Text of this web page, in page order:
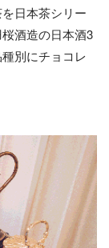
日本茶シリー
酒造の日本酒3
別にチョコレ